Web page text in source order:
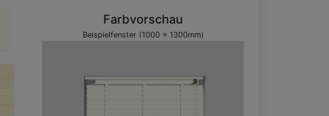
Farbvorschau
Beispielfenster (1000 x 1300mm)